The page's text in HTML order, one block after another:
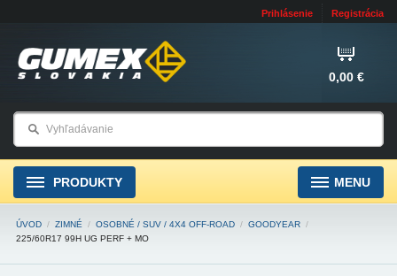
Prihlásenie Registrácia
0,00 €
PRODUKTY MENU
ÚVOD / ZIMNÉ / OSOBNÉ / SUV / 4X4 OFF-ROAD / GOODYEAR /
225/60R17 99H UG PERF + MO